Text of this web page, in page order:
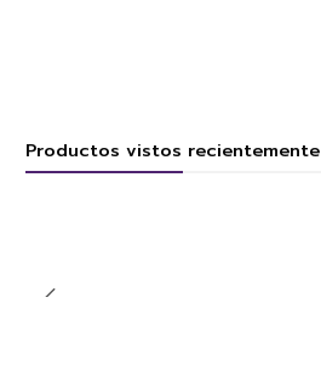
Productos vistos recientemente